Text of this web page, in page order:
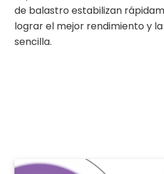
de balastro estabilizan
lograr el mejor rendimiento y
sencilla.